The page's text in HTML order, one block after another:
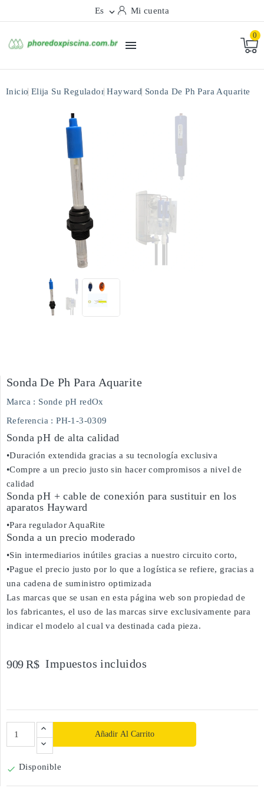
Es  Mi cuenta

0
Inicio Elija Su Regulador Hayward Sonda De Ph Para Aquarite
Sonda De Ph Para Aquarite
Marca : Sonde pH redOx
Referencia : PH-1-3-0309
Sonda pH de alta calidad
•Duración extendida gracias a su tecnología exclusiva
•Compre a un precio justo sin hacer compromisos a nivel de
calidad
Sonda pH + cable de conexión para sustituir en los
aparatos Hayward
•Para regulador AquaRite
Sonda a un precio moderado
•Sin intermediarios inútiles gracias a nuestro circuito corto,
•Pague el precio justo por lo que a logística se refiere, gracias a
una cadena de suministro optimizada
Las marcas que se usan en esta página web son propiedad de
los fabricantes, el uso de las marcas sirve exclusivamente para
indicar el modelo al cual va destinada cada pieza.
909 R$ Impuestos incluidos
Añadir Al Carrito
 Disponible